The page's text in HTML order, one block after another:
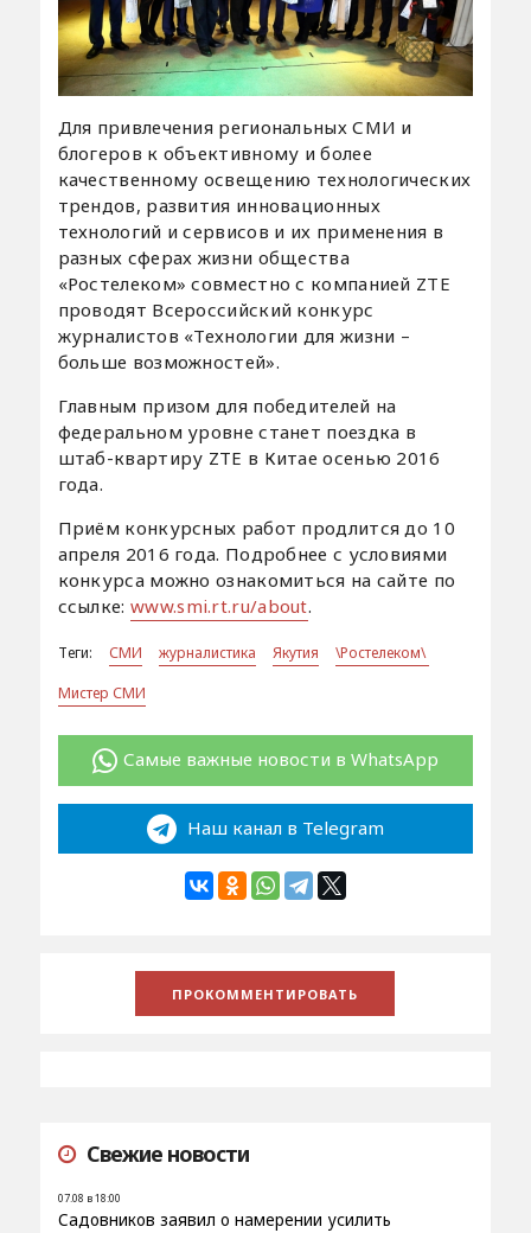
Для привлечения региональных СМИ и
блогеров к объективному и более
качественному освещению технологических
трендов, развития инновационных
технологий и сервисов и их применения в
разных сферах жизни общества
«Ростелеком» совместно с компанией ZTE
проводят Всероссийский конкурс
журналистов «Технологии для жизни –
больше возможностей».
Главным призом для победителей на
федеральном уровне станет поездка в
штаб-квартиру ZTE в Китае осенью 2016
года.
Приём конкурсных работ продлится до 10
апреля 2016 года. Подробнее с условиями
конкурса можно ознакомиться на сайте по
ссылке: www.smi.rt.ru/about.
Теги: СМИ журналистика Якутия
\Ростелеком\
Мистер СМИ
Самые важные новости в WhatsApp
Наш канал в Telegram
Свежие новости
07.08 в 18:00
Садовников заявил о намерении усилить